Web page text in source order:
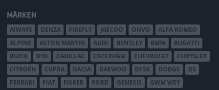
MÄRKEN
AIWAYS DENZA FIREFLY JAECOO ONVO
ALFA ROMEO
ALPINE
ASTON MARTIN AUDI BENTLEY BMW
BUGATTI
BUICK
BYD CADILLAC CATERHAM CHEVROLET
CHRYSLER
CITROËN
CUPRA DACIA DAEWOO DFSK DODGE
DS
FERRARI
FIAT FISKER FORD GENESIS GWM WEY